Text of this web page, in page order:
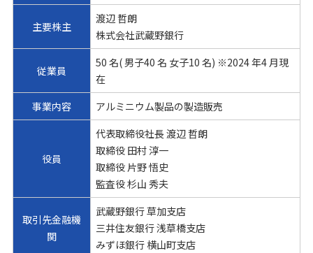
主要株主
渡辺 哲朗
株式会社武蔵野銀行
従業員
50 名( 男子40 名 女子10 名) ※2024 年4 月現
在
事業内容
アルミニウム製品の製造販売
役員
代表取締役社長 渡辺 哲朗
取締役 田村 淳一
取締役 片野 悟史
監査役 杉山 秀夫
取引先金融機
関
武蔵野銀行 草加支店
三井住友銀行 浅草橋支店
みずほ銀行 横山町支店